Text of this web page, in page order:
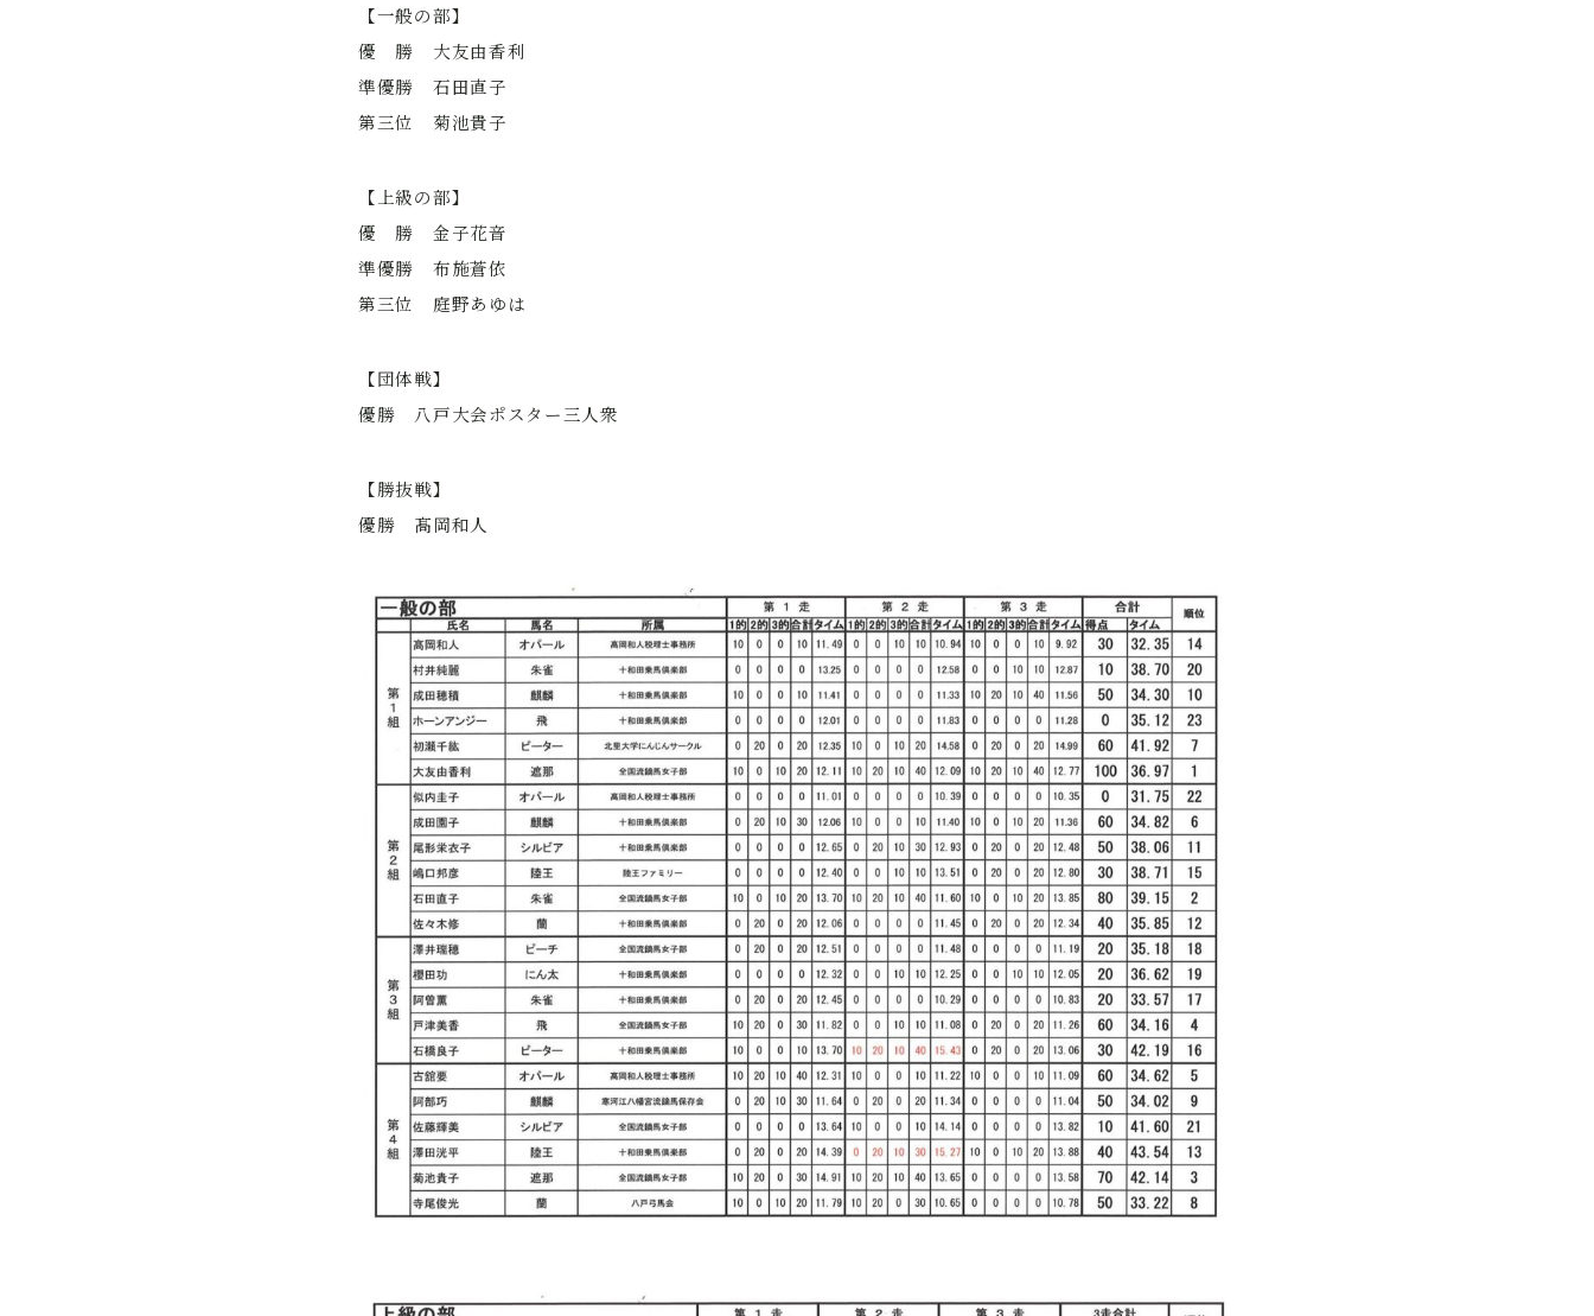
【一般の部】
優 勝 大友由香利
準優勝 石田直子
第三位 菊池貴子
【上級の部】
優 勝 金子花音
準優勝 布施蒼依
第三位 庭野あゆは
【団体戦】
優勝 八戸大会ポスター三人衆
【勝抜戦】
優勝 髙岡和人